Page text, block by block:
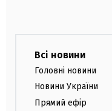
Всі новини
Головні новини
Новини України
Прямий ефір